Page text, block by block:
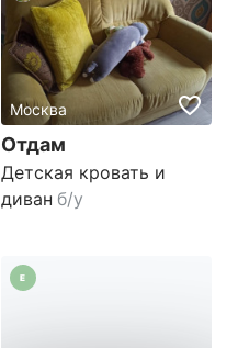
Москва
Отдам
Детская кровать и
диван б/у
Е